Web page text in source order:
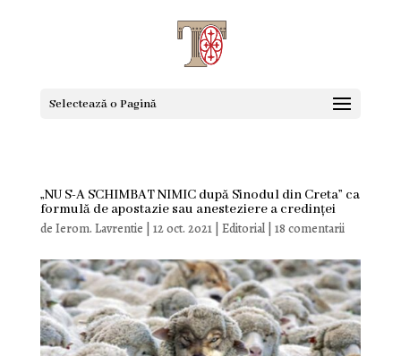
Selectează o Pagină
„NU S-A SCHIMBAT NIMIC după Sinodul din Creta” ca
formulă de apostazie sau anesteziere a credinței
de Ierom. Lavrentie 12 oct. 2021| Editorial| 18 comentarii